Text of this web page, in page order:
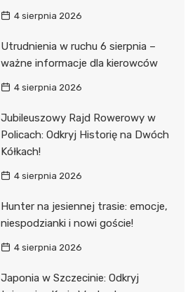
4 sierpnia 2026
Utrudnienia w ruchu 6 sierpnia –
ważne informacje dla kierowców
4 sierpnia 2026
Jubileuszowy Rajd Rowerowy w
Policach: Odkryj Historię na Dwóch
Kółkach!
4 sierpnia 2026
Hunter na jesiennej trasie: emocje,
niespodzianki i nowi goście!
4 sierpnia 2026
Japonia w Szczecinie: Odkryj